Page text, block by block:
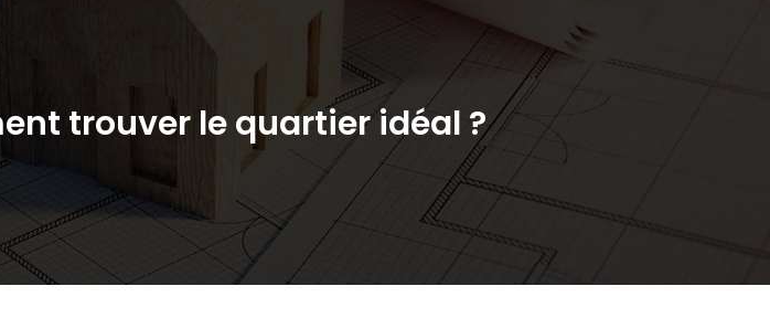
trouver le quartier idéal ?